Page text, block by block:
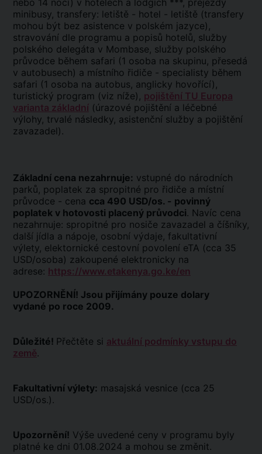
nebo 14 nocí) v hotelech a lodgích ***, přejezdy
minibusy, transfery: letiště - hotel - letiště (transfery
mohou být bez asistence v polském jazyce),
stravování dle programu a popisů hotelů, služby
polského delegáta v Mombase, služby polského
průvodce během safari (1 osoba na skupinu, přesedá
v autobusech) a místního řidiče - specialisty během
safari (1 osoba na autobus, anglicky hovořící),
turistický program (viz níže), pojištění TU Europa
varianta základní (úrazové pojištění a léčebné
výlohy, trvalé následky, asistenční služby a pojištění
zavazadel).
Základní cena nezahrnuje: vstupné do národních
parků, poplatek za spropitné pro řidiče a místní
průvodce - cena cca 490 USD/os. - povinný
poplatek v hotovosti placený průvodci. Navíc cena
nezahrnuje: spropitné pro nosiče zavazadel a číšníky,
další jídla a nápoje, osobní výdaje, fakultativní
výlety, elektornické cestovní povolení eTA (cca 35
USD/osoba) zakoupené elektronicky na
adrese: https://www.etakenya.go.ke/en
UPOZORNĚNÍ! Jsou přijímány pouze dolary
vydané po roce 2009.
Důležité! Přečtěte si aktuální podmínky vstupu do
země.
Fakultativní výlety: masajská vesnice (cca 25
USD/os.).
Upozornění! Výše uvedené ceny v programu byly
platné ke dni 01.08.2024 a mohou se změnit.